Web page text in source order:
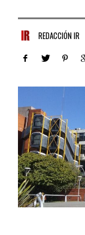
REDACCIÓN IR